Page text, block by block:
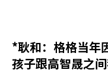
*耿和：格格当年
孩子跟高智晟之